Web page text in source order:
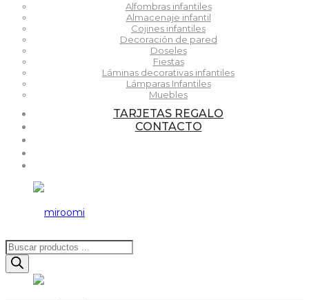
Alfombras infantiles
Almacenaje infantil
Cojines infantiles
Decoración de pared
Doseles
Fiestas
Láminas decorativas infantiles
Lámparas Infantiles
Muebles
TARJETAS REGALO
CONTACTO
Búsqueda
de
productos